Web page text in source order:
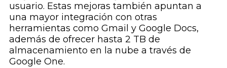
usuario. Estas mejoras también apuntan a
una mayor integración con otras
herramientas como Gmail y Google Docs,
además de ofrecer hasta 2 TB de
almacenamiento en la nube a través de
Google One.